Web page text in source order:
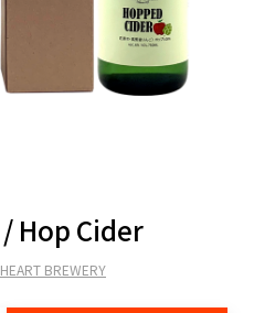
Hop Cider
BREWERY